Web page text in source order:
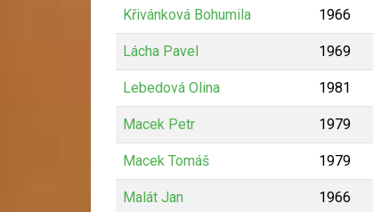
Křivánková Bohumila 1966
Lácha Pavel 1969
Lebedová Olina 1981
Macek Petr 1979
Macek Tomáš 1979
Malát Jan 1966